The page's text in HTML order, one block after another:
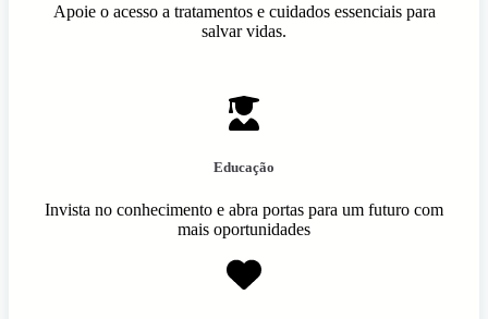
Apoie o acesso a tratamentos e cuidados essenciais para
salvar vidas.
Educação
Invista no conhecimento e abra portas para um futuro com
mais oportunidades